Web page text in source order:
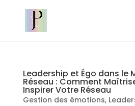
Leadership et Égo dans le
Réseau : Comment
Inspirer Votre Réseau
Gestion des émotions,